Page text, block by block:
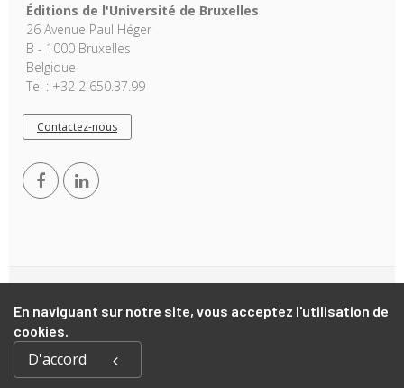
En naviguant sur notre site, vous acceptez l'utilisation de
cookies.
D'accord
Éditions de l'Université de Bruxelles
26 Avenue Paul Héger
B - 1000 Bruxelles
Belgique
Tel : +32 2 650.37.99
Contactez-nous
Reserved